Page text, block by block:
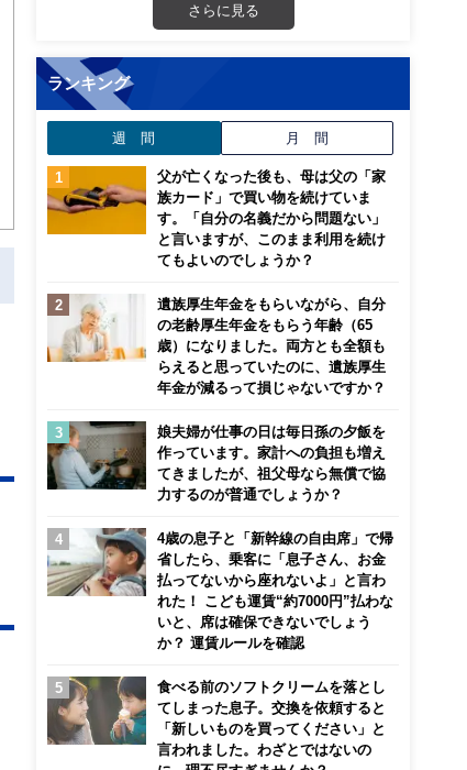
さらに見る
ランキング
週 間 月 間
父が亡くなった後も、母は父の「家
族カード」で買い物を続けていま
す。「自分の名義だから問題ない」
と言いますが、このまま利用を続け
てもよいのでしょうか？
遺族厚生年金をもらいながら、自分
の老齢厚生年金をもらう年齢（65
歳）になりました。両方とも全額も
らえると思っていたのに、遺族厚生
年金が減るって損じゃないですか？
娘夫婦が仕事の日は毎日孫の夕飯を
作っています。家計への負担も増え
てきましたが、祖父母なら無償で協
力するのが普通でしょうか？
4歳の息子と「新幹線の自由席」で帰
省したら、乗客に「息子さん、お金
払ってないから座れないよ」と言わ
れた！ こども運賃“約7000円”払わな
いと、席は確保できないでしょう
か？ 運賃ルールを確認
食べる前のソフトクリームを落とし
てしまった息子。交換を依頼すると
「新しいものを買ってください」と
言われました。わざとではないの